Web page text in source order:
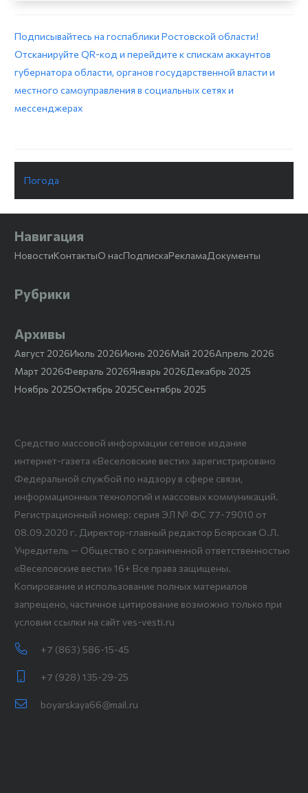
Подписывайтесь на госпаблики Ростовской области!
Отсканируйте QR-код и перейдите к спискам аккаунтов
губернатора области, органов государственной власти и
местного самоуправления в социальных сетях и
мессенджерах
Погода
Навигация
НовостиКонтактыО насПодпискаРекламаДокументы
Рубрики
Архивы
Август 2026Июль 2026Июнь 2026Май 2026Апрель 2026
Март 2026Февраль 2026Январь 2026Декабрь 2025
Ноябрь 2025Октябрь 2025Сентябрь 2025
Средство массовой информации сетевое издание
интернет-газета «Веселовские вести» зарегистрировано
Федеральной службой по надзору в сфере связи,
информационных технологий и массовых коммуникаций.
Регистрационный номер: серия ЭЛ № ФС 77-79010 от
08.09.2020 г. Директор-главный редактор Боярская О.Л.
Учредитель — Общество с ограниченной ответственностью
«Веселовские вести» 16+ Все права защищены.
Копирование и использование полных материалов
запрещено, частичное цитирование возможно только при
условии ссылки на сайт ves-vesti.ru
+7 (863) 586-15-45
+7 (928) 135-29-25
boyarskaya66@mail.ru